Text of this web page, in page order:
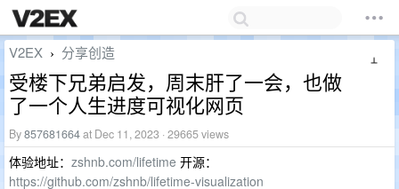
V2EX › 分享创造
受楼下兄弟启发，周末肝了一会，也做
了一个人生进度可视化网页
By857681664at Dec 11, 2023 · 29665 views
体验地址： zshnb.com/lifetime 开源：
https://github.com/zshnb/lifetime-visualization